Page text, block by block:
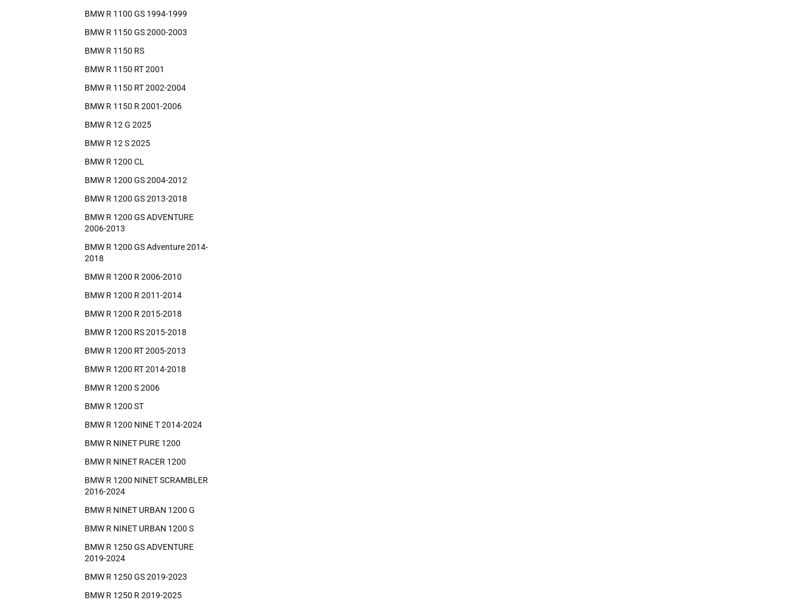
BMW R 1100 GS 1994-1999
BMW R 1150 GS 2000-2003
BMW R 1150 RS
BMW R 1150 RT 2001
BMW R 1150 RT 2002-2004
BMW R 1150 R 2001-2006
BMW R 12 G 2025
BMW R 12 S 2025
BMW R 1200 CL
BMW R 1200 GS 2004-2012
BMW R 1200 GS 2013-2018
BMW R 1200 GS ADVENTURE
2006-2013
BMW R 1200 GS Adventure 2014-
2018
BMW R 1200 R 2006-2010
BMW R 1200 R 2011-2014
BMW R 1200 R 2015-2018
BMW R 1200 RS 2015-2018
BMW R 1200 RT 2005-2013
BMW R 1200 RT 2014-2018
BMW R 1200 S 2006
BMW R 1200 ST
BMW R 1200 NINE T 2014-2024
BMW R NINET PURE 1200
BMW R NINET RACER 1200
BMW R 1200 NINET SCRAMBLER
2016-2024
BMW R NINET URBAN 1200 G
BMW R NINET URBAN 1200 S
BMW R 1250 GS ADVENTURE
2019-2024
BMW R 1250 GS 2019-2023
BMW R 1250 R 2019-2025